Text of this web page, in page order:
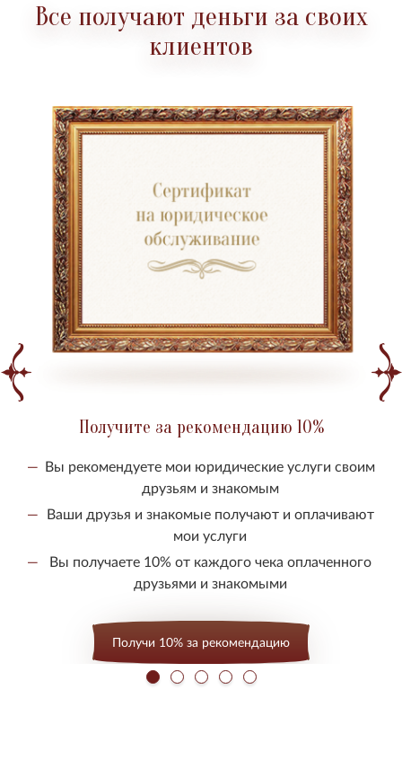
Все получают деньги за своих
клиентов
Получите за рекомендацию 10%
Вы рекомендуете мои юридические услуги своим
друзьям и знакомым
Ваши друзья и знакомые получают и оплачивают
мои услуги
Вы получаете 10% от каждого чека оплаченного
друзьями и знакомыми
Получи 10% за рекомендацию